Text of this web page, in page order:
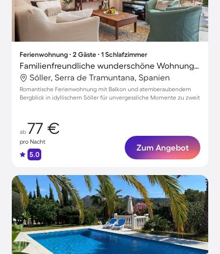
Ferienwohnung ∙ 2 Gäste ∙ 1 Schlafzimmer
Familienfreundliche wunderschöne Wohnung mit Grill | Bergblick | Nah am Strand
Sóller, Serra de Tramuntana, Spanien
Romantische Ferienwohnung mit Balkon und atemberaubendem
Bergblick in idyllischem Sóller für unvergessliche Momente zu zweit
ab 77 €
pro Nacht
5.0
Zum Angebot